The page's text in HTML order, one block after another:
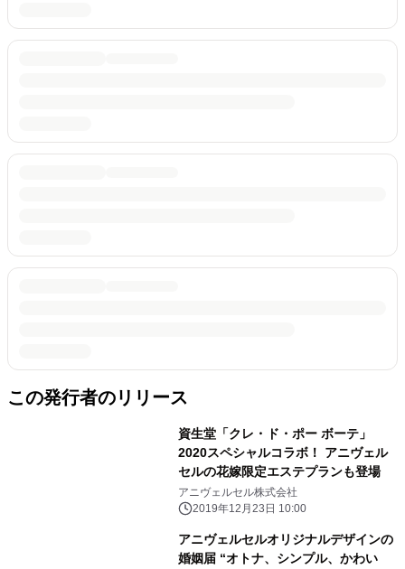
この発行者のリリース
資生堂「クレ・ド・ポー ボーテ」
2020スペシャルコラボ！ アニヴェル
セルの花嫁限定エステプランも登場
アニヴェルセル株式会社
2019年12月23日 10:00
アニヴェルセルオリジナルデザインの
婚姻届 “オトナ、シンプル、かわい